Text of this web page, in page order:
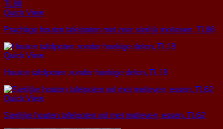
Quick View
Prachtige houten tafelpoten met zeer sierlijk motieven, TL86
Quick View
Houten tafelpoten zonder hoekige delen, TL18
Quick View
Sierlijke houten tafelpoten vol met motieven, essen, TL62